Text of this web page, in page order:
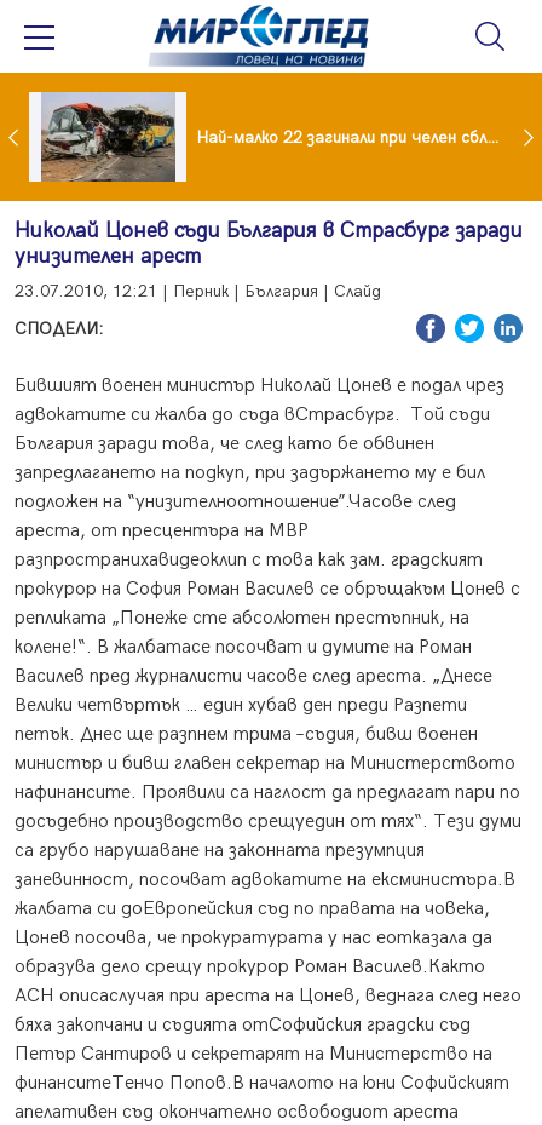
споразумение със САЩ , но без компромиси Най-малко 22 загинали при челен сблъсък между два автобуса
Николай Цонев съди България в Страсбург заради
унизителен арест
23.07.2010, 12:21 | Перник | България | Слайд
СПОДЕЛИ:
Бившият военен министър Николай Цонев е подал чрез
адвокатите си жалба до съда вСтрасбург. Той съди
България заради това, че след като бе обвинен
запредлагането на подкуп, при задържането му е бил
подложен на “унизителноотношение”.Часове след
ареста, от пресцентъра на МВР
разпространихавидеоклип с това как зам. градският
прокурор на София Роман Василев се обръщакъм Цонев с
репликата „Понеже сте абсолютен престъпник, на
колене!“. В жалбатасе посочват и думите на Роман
Василев пред журналисти часове след ареста. „Днесе
Велики четвъртък … един хубав ден преди Разпети
петък. Днес ще разпнем трима –съдия, бивш военен
министър и бивш главен секретар на Министерството
нафинансите. Проявили са наглост да предлагат пари по
досъдебно производство срещуедин от тях“. Тези думи
са грубо нарушаване на законната презумпция
заневинност, посочват адвокатите на ексминистъра.В
жалбата си доЕвропейския съд по правата на човека,
Цонев посочва, че прокуратурата у нас еотказала да
образува дело срещу прокурор Роман Василев.Както
АСН описаслучая при ареста на Цонев, веднага след него
бяха закопчани и съдията отСофийския градски съд
Петър Сантиров и секретарят на Министерство на
финанситеТенчо Попов.В началото на юни Софийският
апелативен съд окончателно освободиот ареста